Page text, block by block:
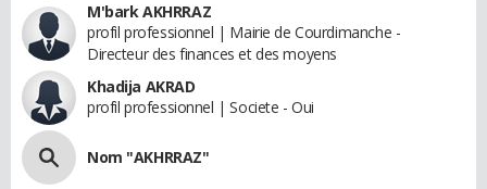
M'bark AKHRRAZ
profil professionnel | Mairie de Courdimanche -
Directeur des finances et des moyens
Khadija AKRAD
profil professionnel | Societe - Oui
Nom "AKHRRAZ"